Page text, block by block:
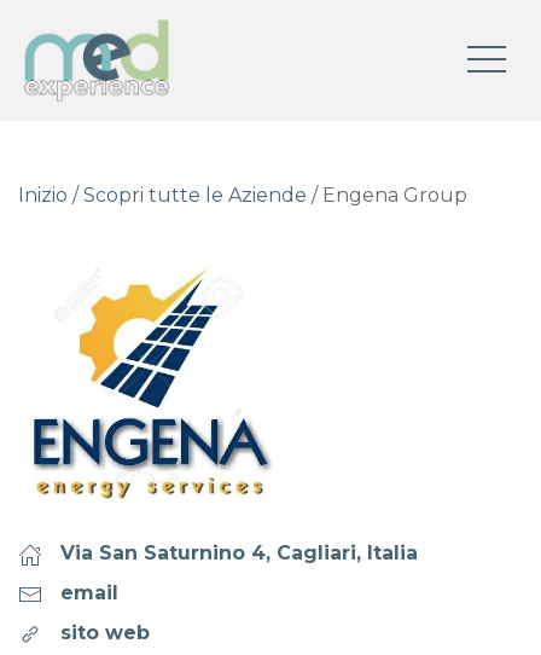
Inizio /Scopri tutte le Aziende / Engena Group
Via San Saturnino 4, Cagliari, Italia
email
sito web